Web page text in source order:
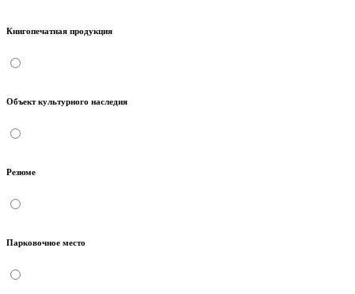
Книгопечатная продукция
Объект культурного наследия
Резюме
Парковочное место